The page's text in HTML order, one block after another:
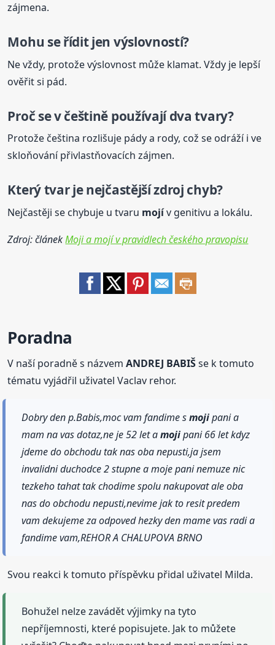
zájmena.
Mohu se řídit jen výslovností?
Ne vždy, protože výslovnost může klamat. Vždy je lepší
ověřit si pád.
Proč se v češtině používají dva tvary?
Protože čeština rozlišuje pády a rody, což se odráží i ve
skloňování přivlastňovacích zájmen.
Který tvar je nejčastější zdroj chyb?
Nejčastěji se chybuje u tvaru mojív genitivu a lokálu.
Zdroj: článekMoji a mojí v pravidlech českého pravopisu
Poradna
V naší poradně s názvemANDREJ BABIŠse k tomuto
tématu vyjádřil uživatel Vaclav rehor.
Dobry den p.Babis,moc vam fandime smojipani a
mam na vas dotaz,ne je 52 let amojipani 66 let kdyz
jdeme do obchodu tak nas oba nepusti,ja jsem
invalidni duchodce 2 stupne a moje pani nemuze nic
tezkeho tahat tak chodime spolu nakupovat ale oba
nas do obchodu nepusti,nevime jak to resit predem
vam dekujeme za odpoved hezky den mame vas radi a
fandime vam,REHOR A CHALUPOVA BRNO
Svou reakci k tomuto příspěvku přidal uživatel Milda.
Bohužel nelze zavádět výjimky na tyto
nepříjemnosti, které popisujete. Jak to můžete